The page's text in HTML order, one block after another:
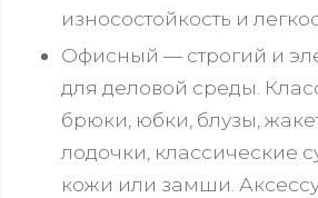
износостойкость и
Офисный — строгий и
для деловой среды.
брюки, юбки, блузы,
лодочки, классические
кожи или замши.